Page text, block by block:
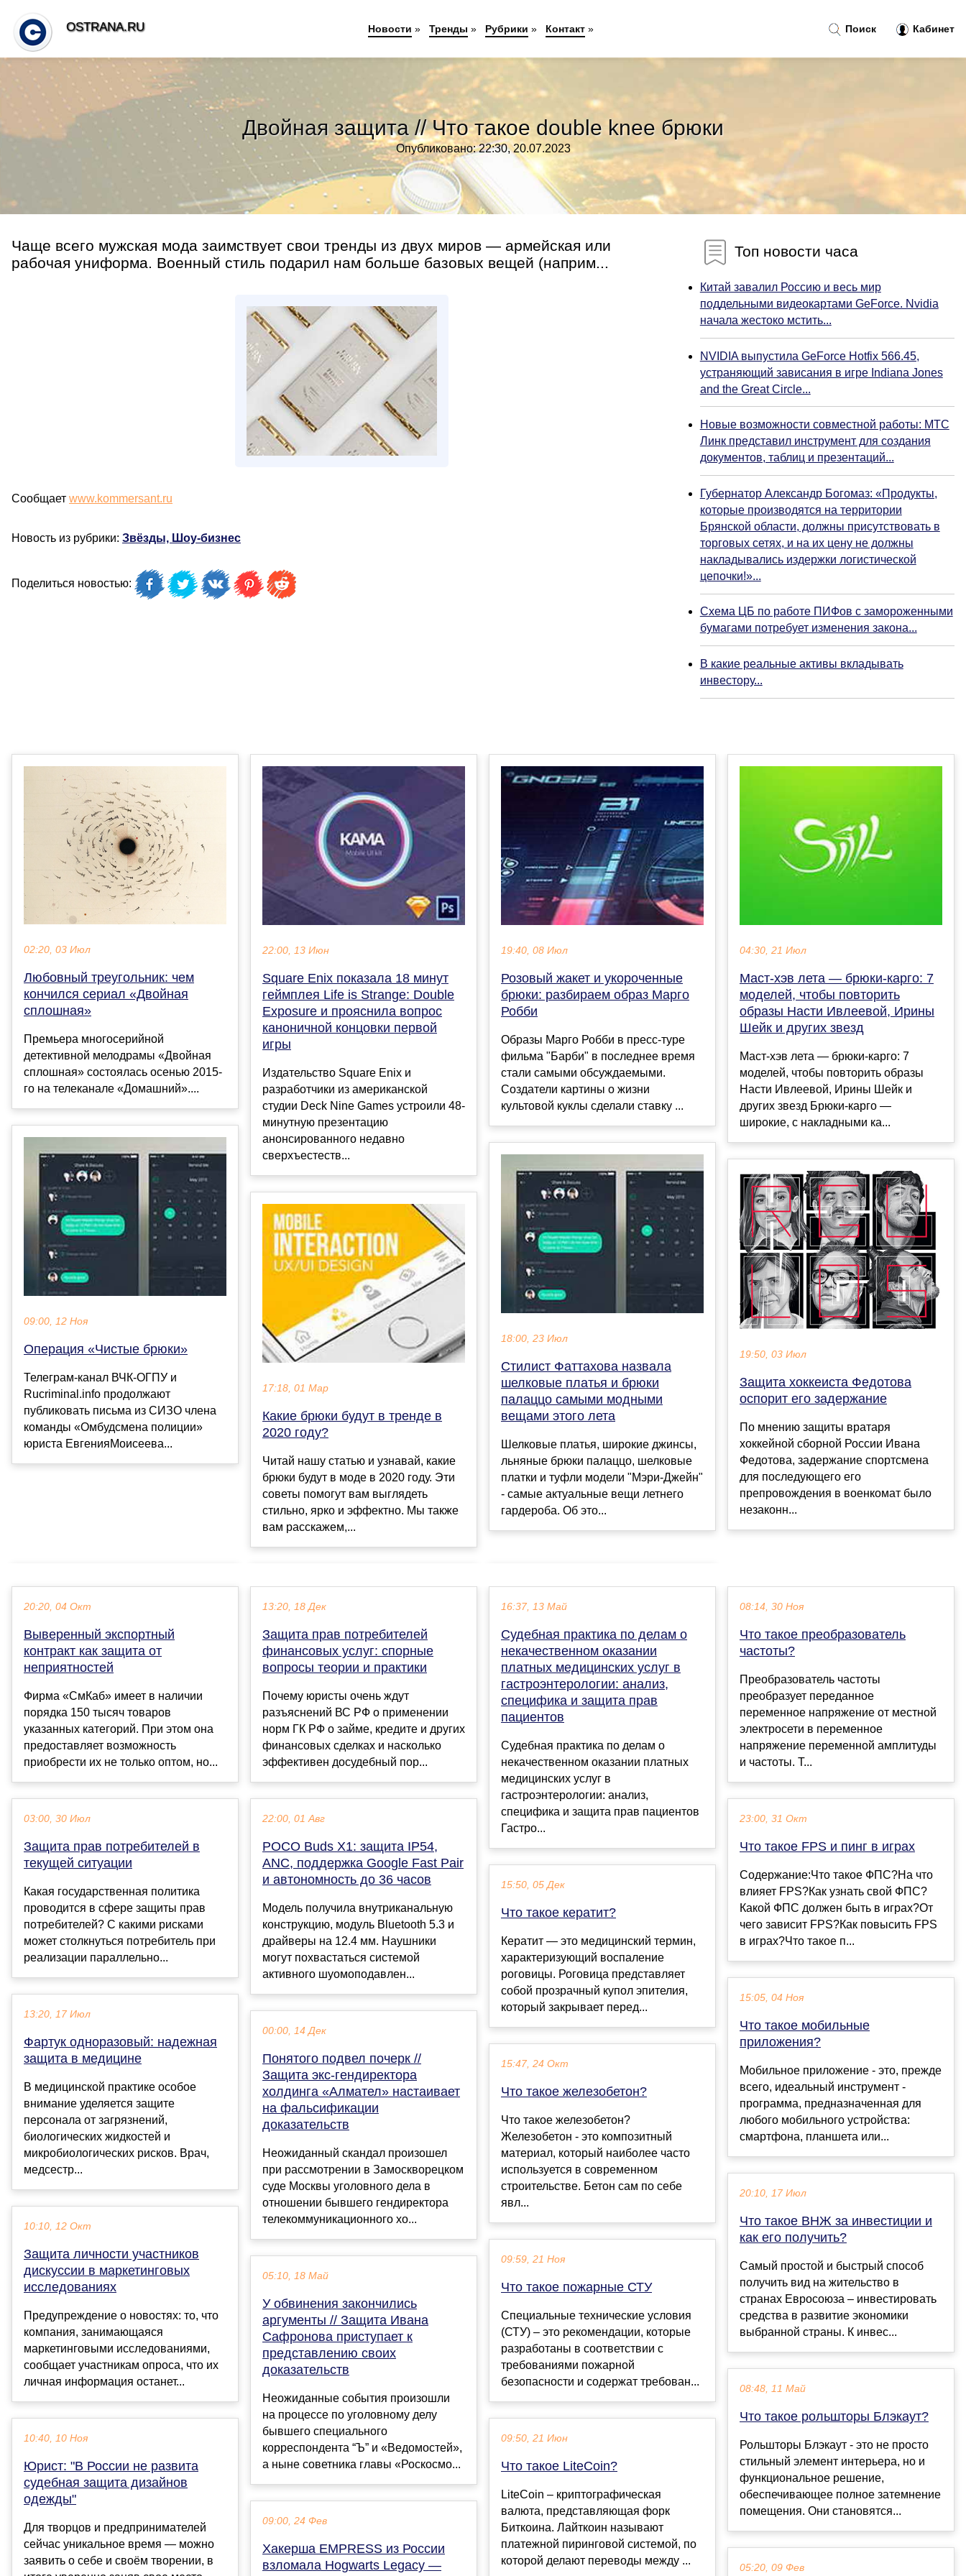
Двойная защита // Что такое double knee брюки
Опубликовано: 22:30, 20.07.2023
Чаще всего мужская мода заимствует свои тренды из двух миров — армейская или
рабочая униформа. Военный стиль подарил нам больше базовых вещей (наприм...
Сообщает www.kommersant.ru
Новость из рубрики: Звёзды, Шоу-бизнес
Поделиться новостью:
Топ новости часа
Китай завалил Россию и весь мир
поддельными видеокартами GeForce. Nvidia
начала жестоко мстить...
NVIDIA выпустила GeForce Hotfix 566.45,
устраняющий зависания в игре Indiana Jones
and the Great Circle...
Новые возможности совместной работы: МТС
Линк представил инструмент для создания
документов, таблиц и презентаций...
Губернатор Александр Богомаз: «Продукты,
которые производятся на территории
Брянской области, должны присутствовать в
торговых сетях, и на их цену не должны
накладывались издержки логистической
цепочки!»...
Схема ЦБ по работе ПИФов с замороженными
бумагами потребует изменения закона...
В какие реальные активы вкладывать
инвестору...
02:20, 03 Июл
Любовный треугольник: чем
кончился сериал «Двойная
сплошная»
Премьера многосерийной
детективной мелодрамы «Двойная
сплошная» состоялась осенью 2015-
го на телеканале «Домашний»....
09:00, 12 Ноя
Операция «Чистые брюки»
Телеграм-канал ВЧК-ОГПУ и
Rucriminal.info продолжают
публиковать письма из СИЗО члена
команды «Омбудсмена полиции»
юриста ЕвгенияМоисеева...
22:00, 13 Июн
Square Enix показала 18 минут
геймплея Life is Strange: Double
Exposure и прояснила вопрос
каноничной концовки первой
игры
Издательство Square Enix и
разработчики из американской
студии Deck Nine Games устроили 48-
минутную презентацию
анонсированного недавно
сверхъестеств...
17:18, 01 Мар
Какие брюки будут в тренде в
2020 году?
Читай нашу статью и узнавай, какие
брюки будут в моде в 2020 году. Эти
советы помогут вам выглядеть
стильно, ярко и эффектно. Мы также
вам расскажем,...
19:40, 08 Июл
Розовый жакет и укороченные
брюки: разбираем образ Марго
Робби
Образы Марго Робби в пресс-туре
фильма "Барби" в последнее время
стали самыми обсуждаемыми.
Создатели картины о жизни
культовой куклы сделали ставку ...
18:00, 23 Июл
Стилист Фаттахова назвала
шелковые платья и брюки
палаццо самыми модными
вещами этого лета
Шелковые платья, широкие джинсы,
льняные брюки палаццо, шелковые
платки и туфли модели "Мэри-Джейн"
- самые актуальные вещи летнего
гардероба. Об это...
04:30, 21 Июл
Маст-хэв лета — брюки-карго: 7
моделей, чтобы повторить
образы Насти Ивлеевой, Ирины
Шейк и других звезд
Маст-хэв лета — брюки-карго: 7
моделей, чтобы повторить образы
Насти Ивлеевой, Ирины Шейк и
других звезд Брюки-карго —
широкие, с накладными ка...
19:50, 03 Июл
Защита хоккеиста Федотова
оспорит его задержание
По мнению защиты вратаря
хоккейной сборной России Ивана
Федотова, задержание спортсмена
для последующего его
препровождения в военкомат было
незаконн...
20:20, 04 Окт
Выверенный экспортный
контракт как защита от
неприятностей
Фирма «СмКаб» имеет в наличии
порядка 150 тысяч товаров
указанных категорий. При этом она
предоставляет возможность
приобрести их не только оптом, но...
03:00, 30 Июл
Защита прав потребителей в
текущей ситуации
Какая государственная политика
проводится в сфере защиты прав
потребителей? С какими рисками
может столкнуться потребитель при
реализации параллельно...
13:20, 17 Июл
Фартук одноразовый: надежная
защита в медицине
В медицинской практике особое
внимание уделяется защите
персонала от загрязнений,
биологических жидкостей и
микробиологических рисков. Врач,
медсестр...
10:10, 12 Окт
Защита личности участников
дискуссии в маркетинговых
исследованиях
Предупреждение о новостях: то, что
компания, занимающаяся
маркетинговыми исследованиями,
сообщает участникам опроса, что их
личная информация останет...
10:40, 10 Ноя
Юрист: "В России не развита
судебная защита дизайнов
одежды"
Для творцов и предпринимателей
сейчас уникальное время — можно
заявить о себе и своём творении, в
13:20, 18 Дек
Защита прав потребителей
финансовых услуг: спорные
вопросы теории и практики
Почему юристы очень ждут
разъяснений ВС РФ о применении
норм ГК РФ о займе, кредите и других
финансовых сделках и насколько
эффективен досудебный пор...
22:00, 01 Авг
POCO Buds X1: защита IP54,
ANC, поддержка Google Fast Pair
и автономность до 36 часов
Модель получила внутриканальную
конструкцию, модуль Bluetooth 5.3 и
драйверы на 12.4 мм. Наушники
могут похвастаться системой
активного шуомоподавлен...
00:00, 14 Дек
Понятого подвел почерк //
Защита экс-гендиректора
холдинга «Алмател» настаивает
на фальсификации
доказательств
Неожиданный скандал произошел
при рассмотрении в Замоскворецком
суде Москвы уголовного дела в
отношении бывшего гендиректора
телекоммуникационного хо...
05:10, 18 Май
У обвинения закончились
аргументы // Защита Ивана
Сафронова приступает к
представлению своих
доказательств
Неожиданные события произошли
на процессе по уголовному делу
бывшего специального
корреспондента “Ъ” и «Ведомостей»,
а ныне советника главы «Роскосмо...
09:00, 24 Фев
Хакерша EMPRESS из России
взломала Hogwarts Legacy —
16:37, 13 Май
Судебная практика по делам о
некачественном оказании
платных медицинских услуг в
гастроэнтерологии: анализ,
специфика и защита прав
пациентов
Судебная практика по делам о
некачественном оказании платных
медицинских услуг в
гастроэнтерологии: анализ,
специфика и защита прав пациентов
Гастро...
15:50, 05 Дек
Что такое кератит?
Кератит — это медицинский термин,
характеризующий воспаление
роговицы. Роговица представляет
собой прозрачный купол эпителия,
который закрывает перед...
15:47, 24 Окт
Что такое железобетон?
Что такое железобетон?
Железобетон - это композитный
материал, который наиболее часто
используется в современном
строительстве. Бетон сам по себе
явл...
09:59, 21 Ноя
Что такое пожарные СТУ
Специальные технические условия
(СТУ) – это рекомендации, которые
разработаны в соответствии с
требованиями пожарной
безопасности и содержат требован...
09:50, 21 Июн
Что такое LiteCoin?
LiteCoin – криптографическая
валюта, представляющая форк
Биткоина. Лайткоин называют
платежной пиринговой системой, по
которой делают переводы между ...
08:14, 30 Ноя
Что такое преобразователь
частоты?
Преобразователь частоты
преобразует переданное
переменное напряжение от местной
электросети в переменное
напряжение переменной амплитуды
и частоты. Т...
23:00, 31 Окт
Что такое FPS и пинг в играх
Содержание:Что такое ФПС?На что
влияет FPS?Как узнать свой ФПС?
Какой ФПС должен быть в играх?От
чего зависит FPS?Как повысить FPS
в играх?Что такое п...
15:05, 04 Ноя
Что такое мобильные
приложения?
Мобильное приложение - это, прежде
всего, идеальный инструмент -
программа, предназначенная для
любого мобильного устройства:
смартфона, планшета или...
20:10, 17 Июл
Что такое ВНЖ за инвестиции и
как его получить?
Самый простой и быстрый способ
получить вид на жительство в
странах Евросоюза – инвестировать
средства в развитие экономики
выбранной страны. К инвес...
08:48, 11 Май
Что такое рольшторы Блэкаут?
Рольшторы Блэкаут - это не просто
стильный элемент интерьера, но и
функциональное решение,
обеспечивающее полное затемнение
помещения. Они становятся...
05:20, 09 Фев
Поиск Кабинет
OSTRANA.RU Новости » Тренды » Рубрики » Контакт»